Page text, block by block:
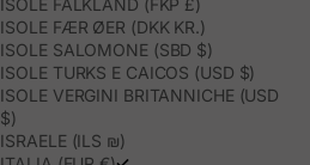
ISOLE FALKLAND (FKP £)
ISOLE FÆR ØER (DKK KR.)
ISOLE SALOMONE (SBD $)
ISOLE TURKS E CAICOS (USD $)
ISOLE VERGINI BRITANNICHE (USD
$)
ISRAELE (ILS ₪)